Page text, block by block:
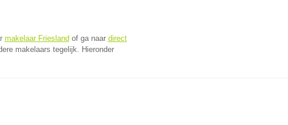
makelaar Friesland of ga naar direct
makelaars tegelijk. Hieronder